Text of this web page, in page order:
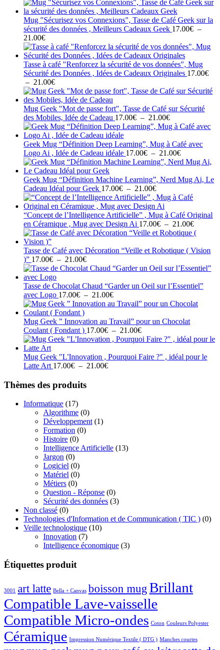
Mug "Sécurisez vos Connexions", Tasse de Café Geek sur la
sécurité des données , Meilleurs Cadeaux Geek 17.00€ –
21.00€Plage
de
prix :
17.00€
à
21.00€
Tasse à café "Renforcez la sécurité de vos données", Mug
Sécurité des Données , Idées de Cadeaux Originales 17.00€
– 21.00€Plage
de
prix :
17.00€
à
21.00€
Mug Geek "Mot de passe fort", Tasse de Café sur Sécurité
des Mobiles, Idée de Cadeau 17.00€ – 21.00€Plage
de
17.00€
à
21.00€
Geek Mug “Définition Deep Learning”, Mug à Café avec
Logo Ai , Idée de Cadeau idéale 17.00€ – 21.00€Plage
de
17.00€
21.00€
Geek Mug “Définition Machine Learning”, Nerd Mug Ai, Le
Cadeau Idéal pour Geek 17.00€ – 21.00€Plage
de
prix :
17.00€
à
21.00€
“Concept de l’Intelligence Artificielle” , Mug à Café Original
en Céramique , Mug avec Design Ai 17.00€ – 21.00€Plage
de
17.00€
21.00€
Tasse de Café avec Décoration “Veille et Robotique ( Vision
)” 17.00€ – 21.00€Plage
de
17.00€
à
21.00€
Tasse de Chocolat Chaud “Garder un Oeil sur l’Essentiel”
avec Logo 17.00€ – 21.00€Plage
de
17.00€
à
21.00€
Mug Geek ” Innovation au Travail” pour un Chocolat
Coulant ( Fondant ) 17.00€ – 21.00€Plage
de
17.00€
Mug Geek "L'Innovation , Pourquoi Faire ?" , idéal pour le
Latte Art 17.00€ – 21.00€Plage
Thèmes des produits
Informatique (17)
Algorithme (0)
Développement (1)
Formation (0)
Histoire (0)
Intelligence Artificielle (13)
Jargon (0)
Logiciel (0)
Matériel (0)
Métiers (0)
Question - Réponse (0)
Sécurité des données (3)
Non classé (0)
Technologies d'Information et de Communication ( TIC ) (0)
Veille technologique (10)
Innovation (7)
Intelligence économique (3)
Étiquettes produit
3001 art latte Bella + Canvas boisson mugBrillant
Compatible Lave-vaisselle
Compatible Micro-ondes Coton Couleurs Polyester
Céramique Impression Numérique Textile ( DTG ) Manches courtes